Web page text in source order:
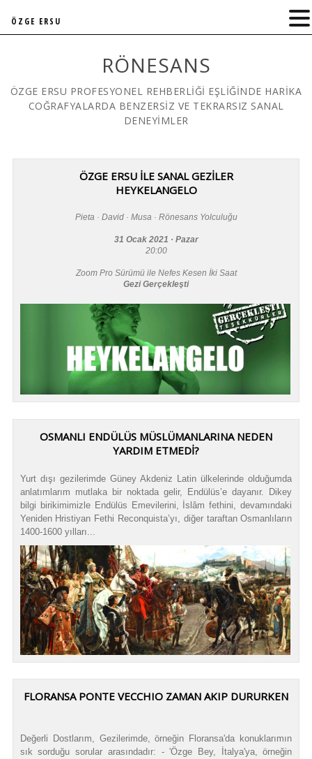
RÖNESANS
ÖZGE ERSU PROFESYONEL REHBERLİĞİ EŞLİĞİNDE HARİKA
COĞRAFYALARDA BENZERSİZ VE TEKRARSIZ SANAL
DENEYİMLER
ÖZGE ERSU İLE SANAL GEZİLER
HEYKELANGELO
Pieta · David · Musa · Rönesans Yolculuğu
31 Ocak 2021 · Pazar
20:00
Zoom Pro Sürümü ile Nefes Kesen İki Saat
Gezi Gerçekleşti
OSMANLI ENDÜLÜS MÜSLÜMANLARINA NEDEN
YARDIM ETMEDİ?
Yurt dışı gezilerimde Güney Akdeniz Latin ülkelerinde olduğumda
anlatımlarım mutlaka bir noktada gelir, Endülüs’e dayanır. Dikey
bilgi birikimimizle Endülüs Emevilerini, İslâm fethini, devamındaki
Yeniden Hristiyan Fethi Reconquista’yı, diğer taraftan Osmanlıların
1400-1600 yılları...
FLORANSA PONTE VECCHIO ZAMAN AKIP DURURKEN
Değerli Dostlarım, Gezilerimde, örneğin Floransa'da konuklarımın
sık sorduğu sorular arasındadır: - 'Özge Bey, İtalya'ya, örneğin
ÖZGE ERSU